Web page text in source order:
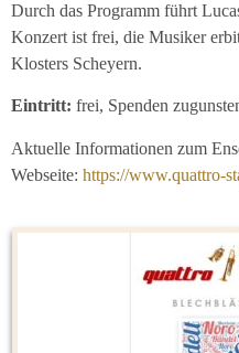
Durch das Programm führt
Konzert ist frei, die Musiker
Klosters Scheyern.
Eintritt: frei, Spenden
Aktuelle Informationen zum
Webseite: https://www.quattro-